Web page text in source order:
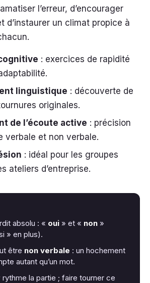
l’erreur, d’encourager
d’instaurer un climat propice à
: exercices de rapidité
linguistique : découverte de
originales.
de l’écoute active : précision
verbale et non verbale.
: idéal pour les groupes
ateliers d’entreprise.
absolu : « oui » et « non »
» en plus).
être non verbale : un hochement
autant qu’un mot.
rythme la partie ; faire tourner ce